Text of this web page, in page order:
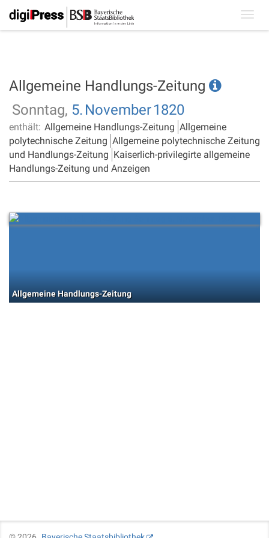
Allgemeine Handlungs-Zeitung
Sonntag, 5. November1820
enthält: Allgemeine Handlungs-Zeitung Allgemeine
polytechnische Zeitung Allgemeine polytechnische Zeitung
und Handlungs-Zeitung Kaiserlich-privilegirte allgemeine
Handlungs-Zeitung und Anzeigen
Allgemeine Handlungs-Zeitung